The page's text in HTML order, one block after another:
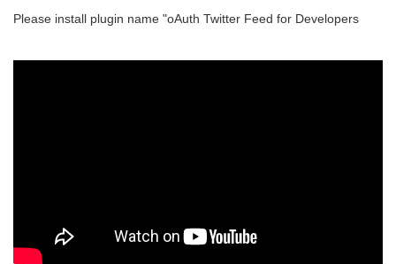
Please install plugin name "oAuth Twitter Feed for Developers